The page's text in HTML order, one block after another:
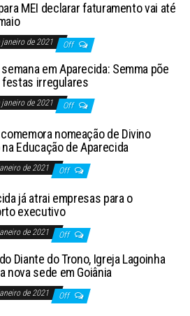
MEI declarar faturamento vai até
janeiro de 2021 Off
semana em Aparecida: Semma põe
festas irregulares
janeiro de 2021 Off
nomeação de Divino
Educação de Aparecida
de 2021 Off
já atrai empresas para o
executivo
de 2021 Off
Diante do Trono, Igreja Lagoinha
nova sede em Goiânia
de 2021 Off